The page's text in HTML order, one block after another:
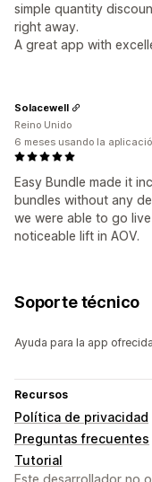
simple quantity
right away.
A great app with
Easy Bundle made it
bundles without any
we were able to go live
noticeable lift in AOV.
Solacewell
Reino Unido
6 meses usando la
Soporte técnico
Ayuda para la app
Recursos
Política de privacidad
Preguntas frecuentes
Tutorial